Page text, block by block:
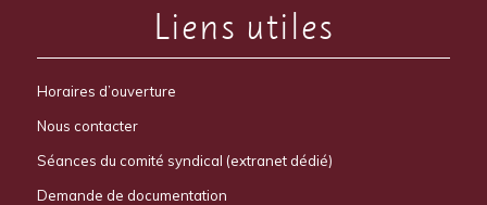
Liens utiles
Horaires d’ouverture
Nous contacter
Séances du comité syndical (extranet dédié)
Demande de documentation